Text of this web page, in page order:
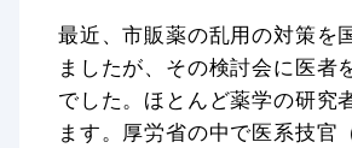
最近、市販薬の乱用の対策を
ましたが、その検討会に医者
でした。ほとんど薬学の研究
ます。厚労省の中で医系技官